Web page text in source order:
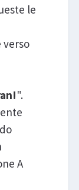
le
verso
".
A